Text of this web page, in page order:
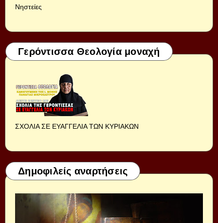
Νηστείες
Γερόντισσα Θεολογία μοναχή
ΣΧΟΛΙΑ ΣΕ ΕΥΑΓΓΕΛΙΑ ΤΩΝ ΚΥΡΙΑΚΩΝ
Δημοφιλείς αναρτήσεις